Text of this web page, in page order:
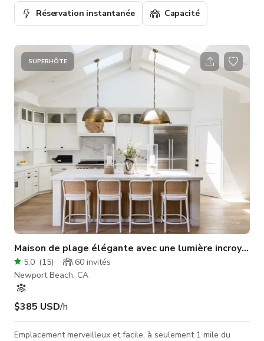
Réservation instantanée Capacité
SUPERHÔTE
Maison de plage élégante avec une lumière incroyable
5.0 (15) 60 invités
Newport Beach, CA
$385 USD/h
Emplacement merveilleux et facile, à seulement 1 mile du